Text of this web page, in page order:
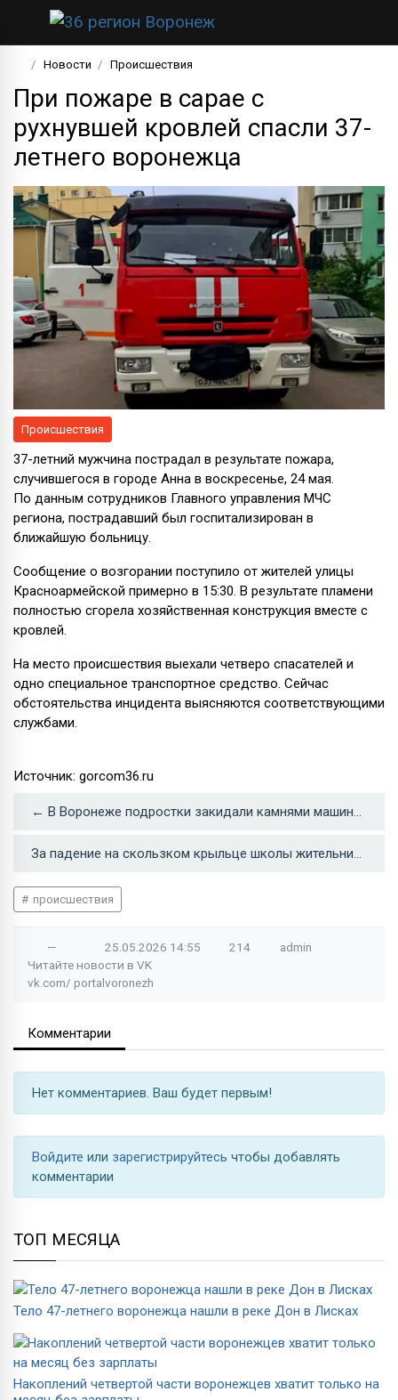
Новости Происшествия
При пожаре в сарае с
рухнувшей кровлей спасли 37-
летнего воронежца
Происшествия
37-летний мужчина пострадал в результате пожара,
случившегося в городе Анна в воскресенье, 24 мая.
По данным сотрудников Главного управления МЧС
региона, пострадавший был госпитализирован в
ближайшую больницу.
Сообщение о возгорании поступило от жителей улицы
Красноармейской примерно в 15:30. В результате пламени
полностью сгорела хозяйственная конструкция вместе с
кровлей.
На место происшествия выехали четверо спасателей и
одно специальное транспортное средство. Сейчас
обстоятельства инцидента выясняются соответствующими
службами.
Источник: gorcom36.ru
происшествия
— 25.05.2026 14:55 214
admin
Читайте новости в VK
vk.com/ portalvoronezh
Комментарии
Нет комментариев. Ваш будет первым!
Войдите или зарегистрируйтесь чтобы добавлять
комментарии
ТОП МЕСЯЦА
Тело 47-летнего воронежца нашли в реке Дон в Лисках
Накоплений четвертой части воронежцев хватит только на